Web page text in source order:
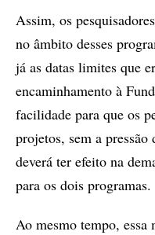
Assim, os
no âmbito desses
já as datas limites que
encaminhamento à
facilidade para que os
projetos, sem a
deverá ter efeito na
para os dois programas.
Ao mesmo tempo, essa